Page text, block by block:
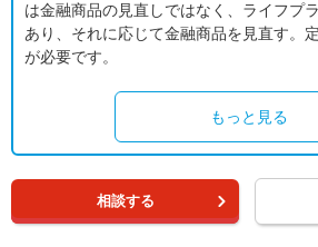
は金融商品の見直しではなく、ライフプ
あり、それに応じて金融商品を見直す。
が必要です。
もっと見る
相談する